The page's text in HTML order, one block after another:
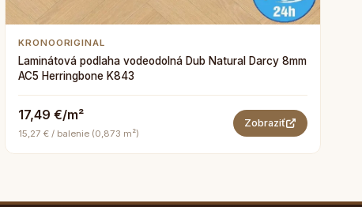
KRONOORIGINAL
Laminátová podlaha vodeodolná Dub Natural Darcy 8mm
AC5 Herringbone K843
17,49 €/m²
15,27 € / balenie (0,873 m²)
Zobraziť